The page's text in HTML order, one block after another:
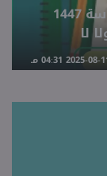
وزارة التعليم تُعلن تأجيل بداية الدراسة 1447
لا